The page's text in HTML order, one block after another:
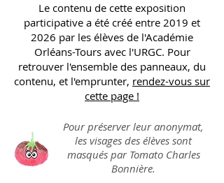
Le contenu de cette exposition
participative a été créé entre 2019 et
2026 par les élèves de l'Académie
Orléans-Tours avec l'URGC. Pour
retrouver l'ensemble des panneaux, du
contenu, et l'emprunter, rendez-vous sur
cette page !
​Pour préserver leur anonymat,
les visages des élèves sont
masqués par Tomato Charles
Bonnière.